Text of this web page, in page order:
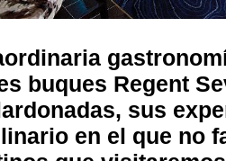
buques Regent
sus
en el que no